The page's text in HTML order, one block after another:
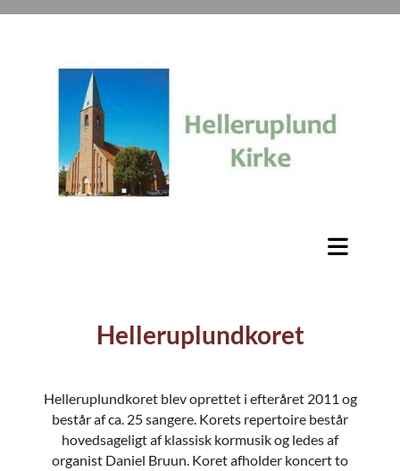
Helleruplundkoret
Helleruplundkoret blev oprettet i efteråret 2011 og
består af ca. 25 sangere. Korets repertoire består
hovedsageligt af klassisk kormusik og ledes af
organist Daniel Bruun. Koret afholder koncert to